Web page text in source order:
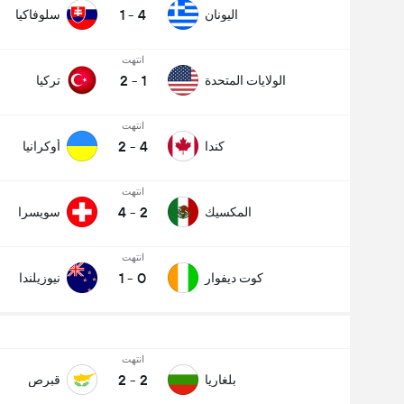
اليونان 4
-
1 سلوفاكيا
الولايات المتحدة
انتهت
1
-
2 تركيا
كندا
انتهت
4
-
2 أوكرانيا
المكسيك
انتهت
2
-
4 سويسرا
كوت ديفوار
انتهت
0
-
1 نيوزيلندا
بلغاريا
انتهت
2
-
2 قبرص